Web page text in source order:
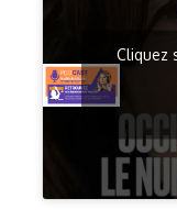
Cliquez